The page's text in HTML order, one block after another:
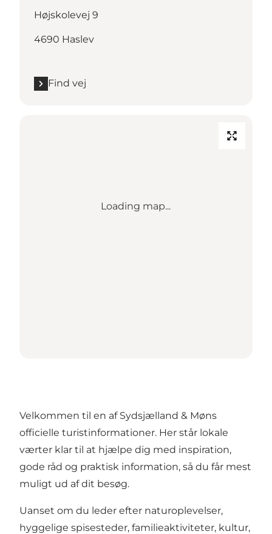
Højskolevej 9
4690 Haslev
Find vej
Loading map...
Velkommen til en af Sydsjælland & Møns
officielle turistinformationer. Her står lokale
værter klar til at hjælpe dig med inspiration,
gode råd og praktisk information, så du får mest
muligt ud af dit besøg.
Uanset om du leder efter naturoplevelser,
hyggelige spisesteder, familieaktiviteter, kultur,